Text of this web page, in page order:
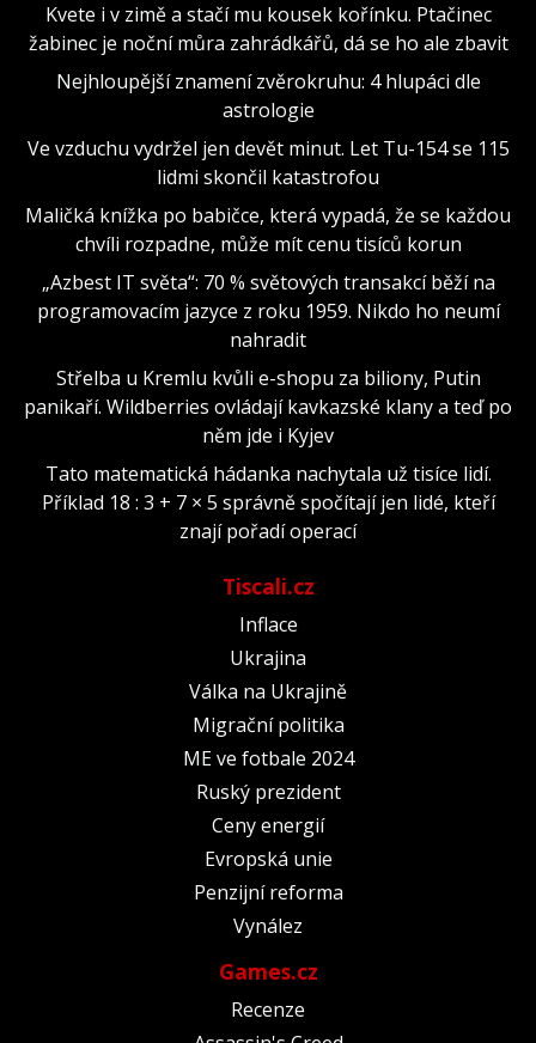
Kvete i v zimě a stačí mu kousek kořínku. Ptačinec
žabinec je noční můra zahrádkářů, dá se ho ale zbavit
Nejhloupější znamení zvěrokruhu: 4 hlupáci dle
astrologie
Ve vzduchu vydržel jen devět minut. Let Tu-154 se 115
lidmi skončil katastrofou
Maličká knížka po babičce, která vypadá, že se každou
chvíli rozpadne, může mít cenu tisíců korun
„Azbest IT světa“: 70 % světových transakcí běží na
programovacím jazyce z roku 1959. Nikdo ho neumí
nahradit
Střelba u Kremlu kvůli e-shopu za biliony, Putin
panikaří. Wildberries ovládají kavkazské klany a teď po
něm jde i Kyjev
Tato matematická hádanka nachytala už tisíce lidí.
Příklad 18 : 3 + 7 × 5 správně spočítají jen lidé, kteří
znají pořadí operací
Tiscali.cz
Inflace
Ukrajina
Válka na Ukrajině
Migrační politika
ME ve fotbale 2024
Ruský prezident
Ceny energií
Evropská unie
Penzijní reforma
Vynález
Games.cz
Recenze